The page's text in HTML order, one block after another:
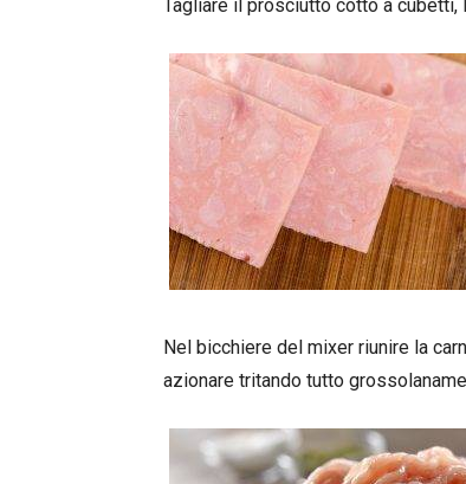
Tagliare il prosciutto cotto a
Nel bicchiere del mixer riunire la
azionare tritando tutto